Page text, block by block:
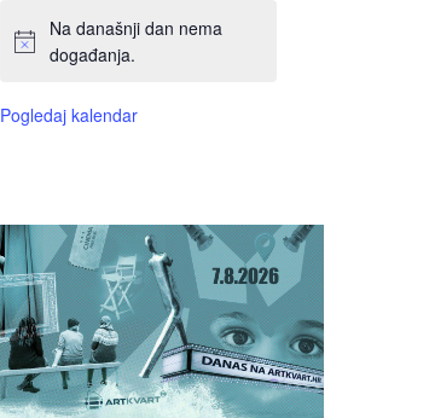
Na današnji dan nema
događanja.
Pogledaj kalendar